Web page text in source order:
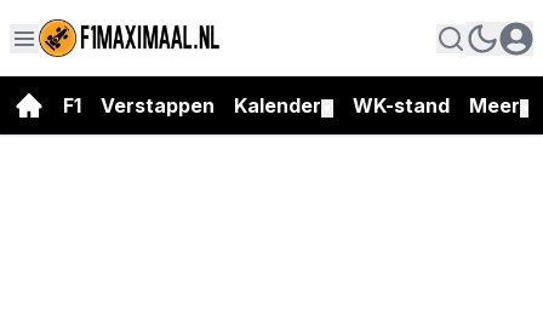
F1 Verstappen Kalender WK-stand Meer